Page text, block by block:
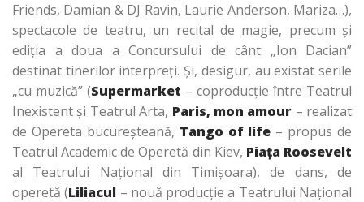
Friends, Damian & DJ Ravin, Laurie Anderson, Mariza…),
spectacole de teatru, un recital de magie, precum şi
ediţia a doua a Concursului de cânt „Ion Dacian”
destinat tinerilor interpreţi. Şi, desigur, au existat serile
„cu muzică” (Supermarket – coproducţie între Teatrul
Inexistent şi Teatrul Arta, Paris, mon amour – realizat
de Opereta bucureşteană, Tango of life – propus de
Teatrul Academic de Operetă din Kiev, Piaţa Roosevelt
al Teatrului Naţional din Timişoara), de dans, de
operetă (Liliacul – nouă producţie a Teatrului Naţional